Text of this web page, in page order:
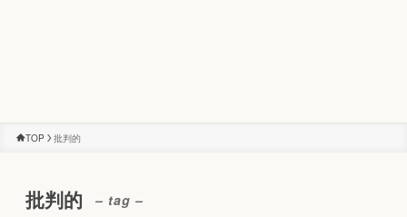
TOP 批判的
批判的 – tag –